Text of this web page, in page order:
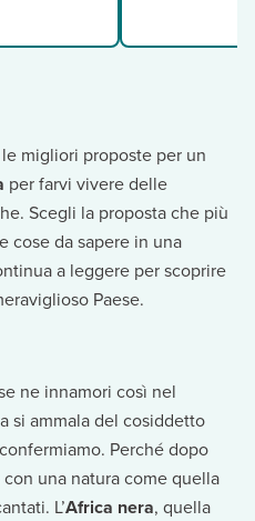
migliori proposte per un
per farvi vivere delle
Scegli la proposta che più
cose da sapere in una
a leggere per scoprire
Paese.
ne innamori così nel
si ammala del cosiddetto
Perché dopo
una natura come quella
L’Africa nera, quella